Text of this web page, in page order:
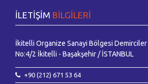
İLETİŞİM BİLGİLERİ
İkitelli Organize Sanayi Bölgesi Demirciler
No:4/2 İkitelli - Başakşehir / İSTANBUL
+90 (212) 671 53 64